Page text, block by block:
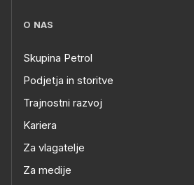
O NAS
Skupina Petrol
Podjetja in storitve
Trajnostni razvoj
Kariera
Za vlagatelje
Za medije